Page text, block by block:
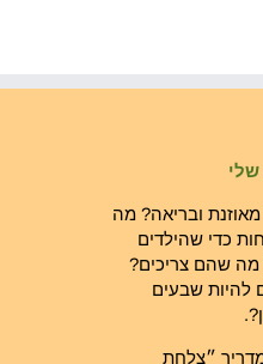
ובריאה? מה
כדי שהילדים
מה שהם צריכים?
להיות שבעים
״צלחת